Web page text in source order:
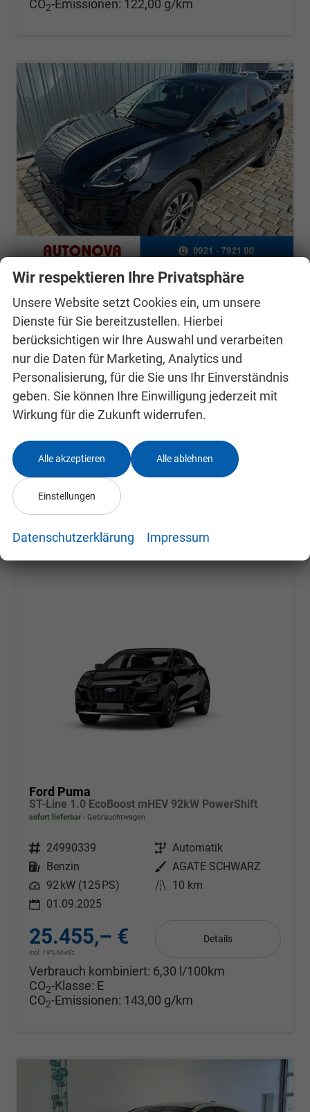
CO2-Emissionen: 122,00 g/km
Ford Puma
unverbindliche Lieferzeit: Sofort Neuwagen mit Tageszulassung
24990258
Außenfarbe
Schwarz Agata Black
92 kW (125 PS)
24.700,– €
incl. 19% MwSt.
Details
Verbrauch kombiniert:
5,40 l/100km
CO -Emissionen:
Ford Puma
ST-Line 1.0 EcoBoost mHEV 92kW PowerShift
sofort lieferbar Gebrauchtwagen
Fahrzeugnr. 24990339 Getriebe Automatik
Kraftstoff
Benzin Außenfarbe AGATE SCHWARZ
Leistung 92 kW (125 PS) Kilometerstand 10 km
01.09.2025
25.455,– €
incl. 19% MwSt.
Details
Verbrauch kombiniert: 6,30 l/100km
CO2-Klasse: E
CO2-Emissionen: 143,00 g/km
Wir respektieren Ihre Privatsphäre
Unsere Website setzt Cookies ein, um unsere
Dienste für Sie bereitzustellen. Hierbei
berücksichtigen wir Ihre Auswahl und verarbeiten
nur die Daten für Marketing, Analytics und
Personalisierung, für die Sie uns Ihr Einverständnis
geben. Sie können Ihre Einwilligung jederzeit mit
Wirkung für die Zukunft widerrufen.
Alle akzeptieren Alle ablehnen
Einstellungen
Datenschutzerklärung Impressum